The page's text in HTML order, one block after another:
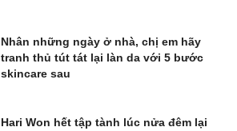
Nhân những ngày ở nhà, chị em hãy
tranh thủ tút tát lại làn da với 5 bước
skincare sau
Hari Won hết tập tành lúc nửa đêm lại